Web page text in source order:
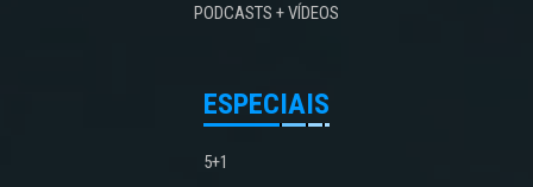
PODCASTS + VÍDEOS
ESPECIAIS
5+1